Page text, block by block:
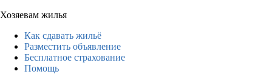
Хозяевам жилья
Как сдавать жильё
Разместить объявление
Бесплатное страхование
Помощь